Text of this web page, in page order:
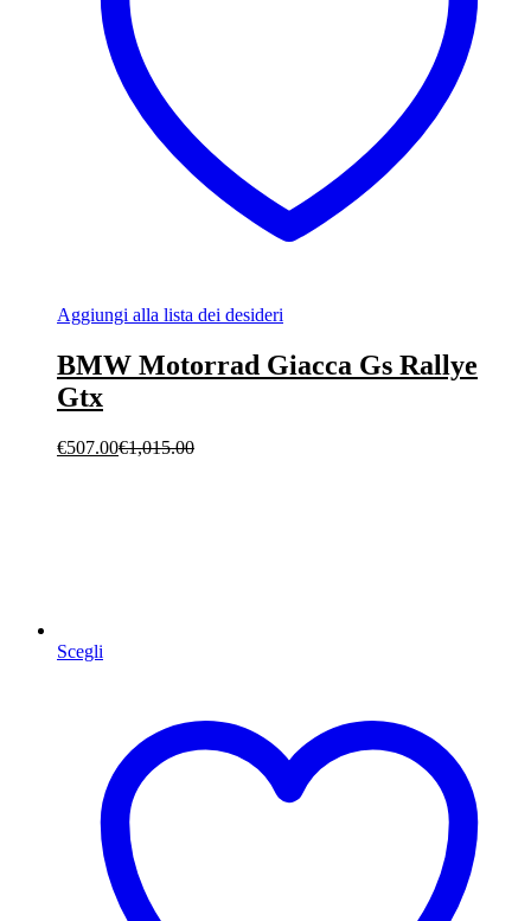
Aggiungi alla lista dei desideri
BMW Motorrad Giacca Gs Rallye
Gtx
€507.00€1,015.00
Scegli